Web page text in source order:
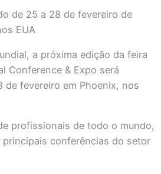
de 25 a 28 de fevereiro de
EUA
a próxima edição da feira
Conference & Expo será
de fevereiro em Phoenix, nos
profissionais de todo o mundo,
principais conferências do setor